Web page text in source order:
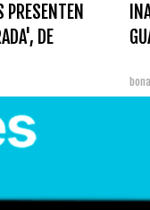
PRESENTEN
DE